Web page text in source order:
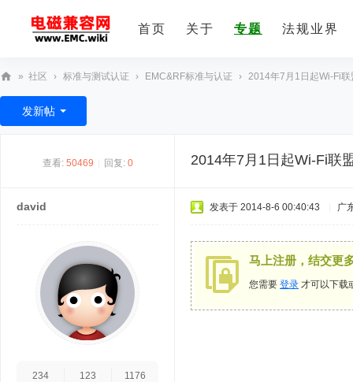
首页 关于 专题 法规业界
E
» 社区 › 标准与测试认证 › EMC&RF标准与认证 › 2014年7月1日起Wi-Fi
发新帖
查看: 50469 回复: 0 2014年7月1日起Wi-Fi联
david
234
123
1176
发表于 2014-8-6 00:40:43 广
马上注册，结交更
您需要 登录 才可以下载